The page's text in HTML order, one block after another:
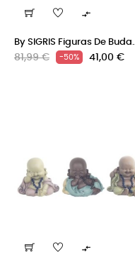

By SIGRIS Figuras De Buda...
Precio
81,99 € -50% Precio
41,00 €
